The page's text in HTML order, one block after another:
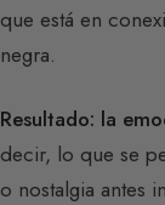
que está en
negra.
Resultado: la
decir, lo que se
o nostalgia antes